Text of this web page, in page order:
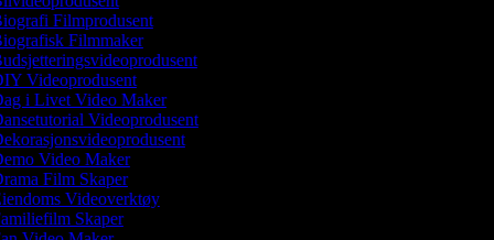
Filmprodusent
Filmmaker
Videoprodusent
i Livet Video Maker
Videoprodusent
Video Maker
Film Skaper
Videoverktøy
Skaper